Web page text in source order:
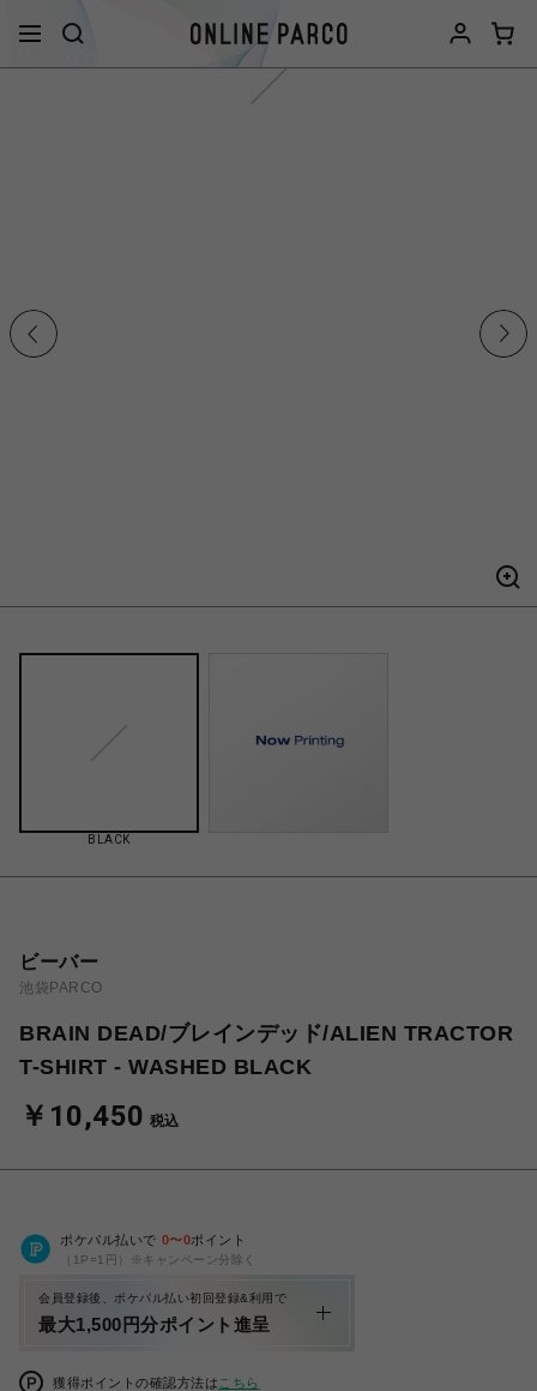
BLACK
ビーバー
池袋PARCO
BRAIN DEAD/ブレインデッド/ALIEN TRACTOR
T-SHIRT - WASHED BLACK
￥10,450 税込
ポケパル払いで 0〜0ポイント
（1P=1円）※キャンペーン分除く
会員登録後、ポケパル払い初回登録&利用で
最大1,500円分ポイント進呈
獲得ポイントの確認方法は こちら